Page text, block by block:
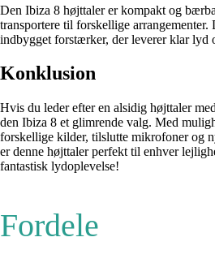
Den Ibiza 8 højttaler er kompakt og
transportere til forskellige arrangementer.
indbygget forstærker, der leverer klar lyd
Konklusion
Hvis du leder efter en alsidig højttaler
den Ibiza 8 et glimrende valg. Med
forskellige kilder, tilslutte mikrofoner og
er denne højttaler perfekt til enhver
fantastisk lydoplevelse!
Fordele